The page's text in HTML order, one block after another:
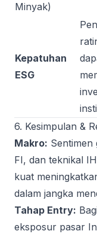
Minyak)
Kepatuhan
ESG
6. Kesimpulan &
Makro: Sentimen
FI, dan teknikal
kuat
dalam jangka
Tahap Entry:
eksposur pasar